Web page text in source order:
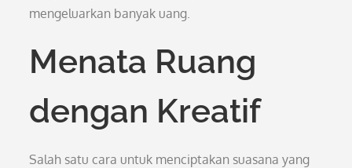
mengeluarkan banyak uang.
Menata Ruang
dengan Kreatif
Salah satu cara untuk menciptakan suasana yang